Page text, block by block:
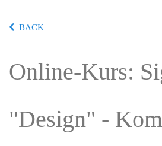
BACK
Online-Kurs:
"Design" -